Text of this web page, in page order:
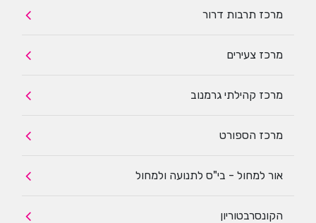
מרכז תרבות דרור
מרכז צעירים
מרכז קהילתי גרמנוב
מרכז הספורט
אור למחול - בי"ס לתנועה ולמחול
הקונסרבטוריון